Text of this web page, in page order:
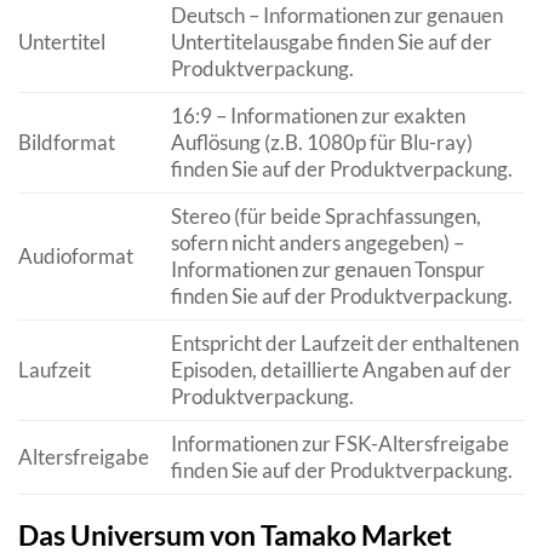
Untertitel
Deutsch – Informationen zur genauen
Untertitelausgabe finden Sie auf der
Produktverpackung.
Bildformat
16:9 – Informationen zur exakten
Auflösung (z.B. 1080p für Blu-ray)
finden Sie auf der Produktverpackung.
Audioformat
Stereo (für beide Sprachfassungen,
sofern nicht anders angegeben) –
Informationen zur genauen Tonspur
finden Sie auf der Produktverpackung.
Laufzeit
Entspricht der Laufzeit der enthaltenen
Episoden, detaillierte Angaben auf der
Produktverpackung.
Altersfreigabe
Informationen zur FSK-Altersfreigabe
finden Sie auf der Produktverpackung.
Das Universum von Tamako Market